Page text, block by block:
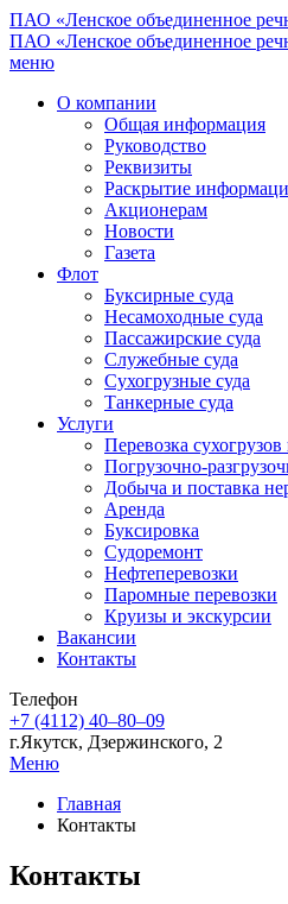
ПАО «Ленское объединенное
ПАО «Ленское объединенное
меню
О компании
Общая информация
Руководство
Реквизиты
Раскрытие
Акционерам
Новости
Газета
Флот
Буксирные суда
Несамоходные суда
Пассажирские суда
Служебные суда
Сухогрузные суда
Танкерные суда
Услуги
Перевозка
Погрузочно-
Добыча и поставка
Аренда
Буксировка
Судоремонт
Нефтеперевозки
Паромные перевозки
Круизы и экскурсии
Вакансии
Контакты
Телефон
+7 (4112) 40‒80‒09
г.Якутск, Дзержинского, 2
Меню
Главная
Контакты
Контакты